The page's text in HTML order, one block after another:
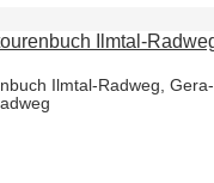
Ilmtal-Radweg, Gera-